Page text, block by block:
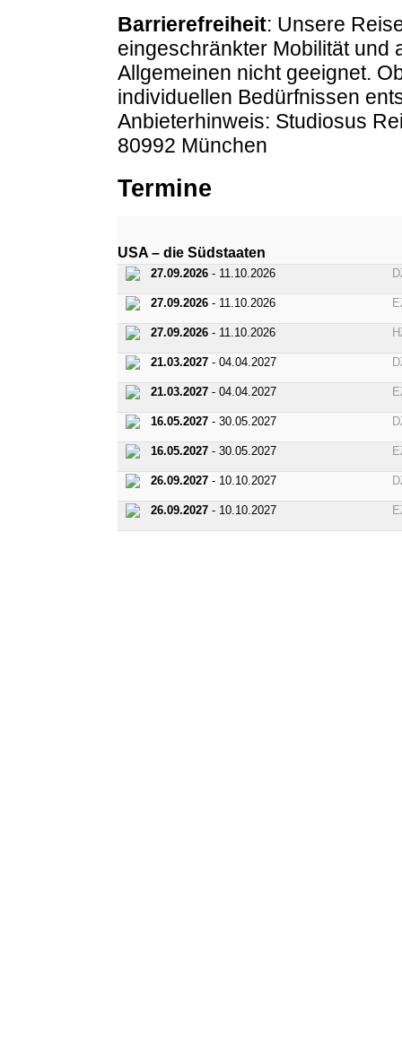
Barrierefreiheit: Unsere
eingeschränkter Mobilität und
Allgemeinen nicht geeignet.
individuellen Bedürfnissen
Anbieterhinweis: Studiosus
80992 München
Termine
USA – die Südstaaten
27.09.2026- 11.10.2026
27.09.2026- 11.10.2026
27.09.2026- 11.10.2026
21.03.2027- 04.04.2027
21.03.2027- 04.04.2027
16.05.2027- 30.05.2027
16.05.2027- 30.05.2027
26.09.2027- 10.10.2027
26.09.2027- 10.10.2027